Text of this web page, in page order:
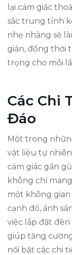
lại cảm giác
sắc trung tính
nhẹ nhàng sẽ
giản, đồng thời
trọng cho mỗi
Các Chi
Đáo
Một trong
vật liệu tự
cảm giác gần
không chỉ
một không
cạnh đó, ánh
việc lắp đặt đèn
giúp tăng
nổi bật các chi